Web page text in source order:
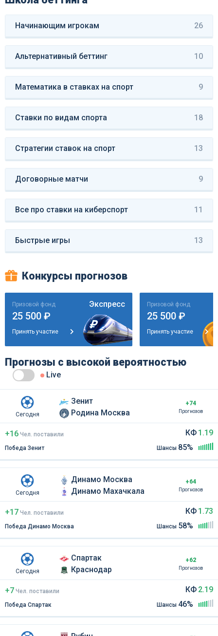
Начинающим игрокам 26
Альтернативный беттинг 10
Математика в ставках на спорт 9
Ставки по видам спорта 18
Стратегии ставок на спорт 13
Договорные матчи 9
Все про ставки на киберспорт 11
Быстрые игры 13
Конкурсы прогнозов
Призовой фонд Экспресс
25 500 ₽
Принять участие
Призовой фонд
25 500 ₽
Принять участие
Прогнозы с высокой вероятностью
Live
Сегодня
Зенит
Родина Москва
+74
Прогнозов
+16 Чел. поставили
Победа Зенит
КФ 1.19
Шансы 85%
Сегодня
Динамо Москва
Динамо Махачкала
+64
Прогнозов
+17 Чел. поставили
Победа Динамо Москва
КФ 1.73
Шансы 58%
Сегодня
Спартак
Краснодар
+62
Прогнозов
+7 Чел. поставили
Победа Спартак
КФ 2.19
Шансы 46%